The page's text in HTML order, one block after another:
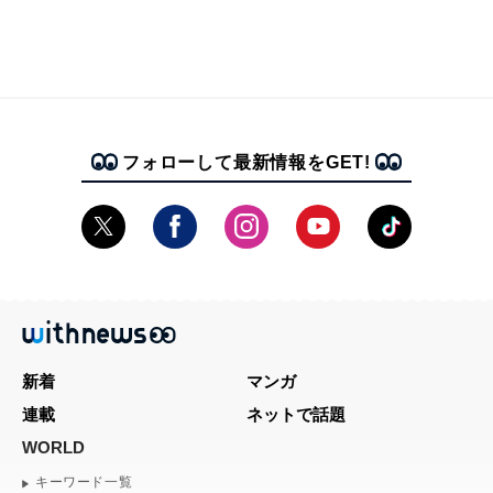
フォローして最新情報をGET!
新着
マンガ
連載
ネットで話題
WORLD
キーワード一覧